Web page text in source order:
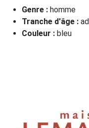
Genre : homme
Tranche d'âge :
Couleur : bleu